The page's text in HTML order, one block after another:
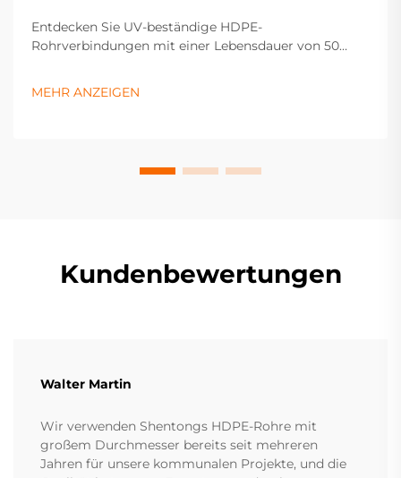
Entdecken Sie UV-beständige HDPE-
Rohrverbindungen mit einer Lebensdauer von 50
Fordern Sie heute ein Angebot an.
MEHR ANZEIGEN
Kundenbewertungen
Walter Martin
Wir verwenden Shentongs HDPE-Rohre mit
großem Durchmesser bereits seit mehreren
Jahren für unsere kommunalen Projekte, und die